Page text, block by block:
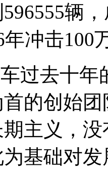
辆
年冲击100
过去十
的创始
主义，
基础对